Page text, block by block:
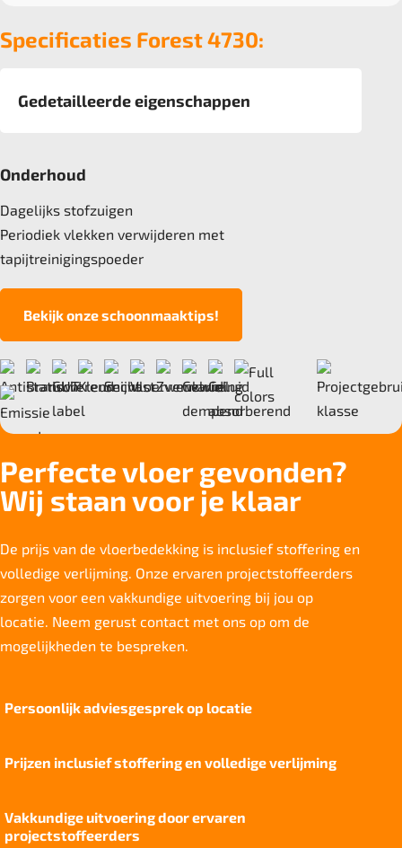
Specificaties Forest 4730:
Gedetailleerde eigenschappen
Pool
Poolgewicht
770 gr/m2
3.4 mm
Totale hoogte
6.8 mm
Anti statisch
ja, <2kv
Deling
Aantal noppen
197.400 noppen/m2
Totaal gwicht
4365 gr/m2
Lichtechtheid NF EN ISO 105-B02
Slijtvastheid NF EN 1307
klasse 33 LC2 + Rolstoel A
Geluidsisolatie
Brandwerend
Kwaliteitslabel GUT
2D989AF9
Onderhoud
Dagelijks stofzuigen
Periodiek vlekken verwijderen met
tapijtreinigingspoeder
Bekijk onze schoonmaaktips!
Perfecte vloer gevonden?
Wij staan voor je klaar
De prijs van de vloerbedekking is inclusief stoffering en
volledige verlijming. Onze ervaren projectstoffeerders
zorgen voor een vakkundige uitvoering bij jou op
locatie. Neem gerust contact met ons op om de
mogelijkheden te bespreken.
Persoonlijk adviesgesprek op locatie
Prijzen inclusief stoffering en volledige verlijming
Vakkundige uitvoering door ervaren
projectstoffeerders